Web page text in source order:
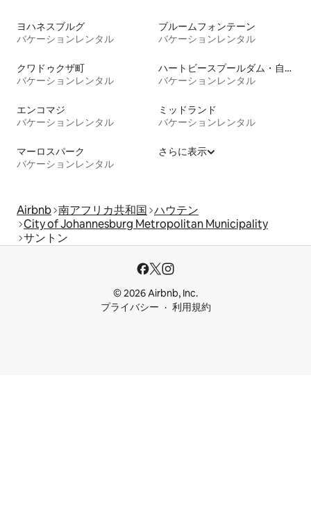
ヨハネスブルグ
バケーションレンタル
ブルームフォンテーン
バケーションレンタル
クワドゥクザ町
バケーションレンタル
ハートビースプールダム・自然保護区
バケーションレンタル
エンコマジ
バケーションレンタル
ミッドランド
バケーションレンタル
マーロスパーク
バケーションレンタル
さらに表示
Airbnb 南アフリカ共和国 ハウテン
City of Johannesburg Metropolitan Municipality
サントン
© 2026 Airbnb, Inc.
プライバシー
利用規約